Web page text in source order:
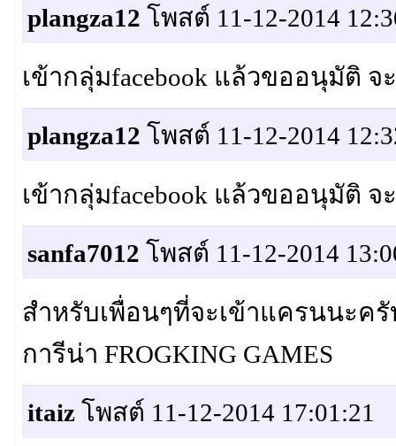
plangza12 โพสต์ 11-12-2014
เข้ากลุ่มfacebook แล้วขออนุมัติ
plangza12 โพสต์ 11-12-2014
เข้ากลุ่มfacebook แล้วขออนุมัติ
sanfa7012 โพสต์ 11-12-2014
สำหรับเพื่อนๆที่จะเข้าแครนนะค
การีน่า FROGKING GAMES
itaizโพสต์ 11-12-2014 17:01:21